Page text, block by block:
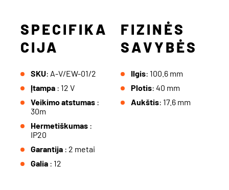
SPECIFIKA
CIJA
SKU: A-V/EW-01/2
Įtampa : 12 V
Veikimo atstumas :
30m
Hermetiškumas :
IP20
Garantija : 2 metai
Galia : 12
FIZINĖS
SAVYBĖS
Ilgis: 100.6 mm
Plotis: 40 mm
Aukštis: 17.6 mm